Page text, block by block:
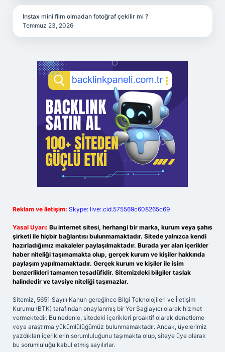
Instax mini film olmadan fotoğraf çekilir mi ?
Temmuz 23, 2026
Reklam ve İletişim: Skype: live:.cid.575569c608265c69
Yasal Uyarı: Bu internet sitesi, herhangi bir marka, kurum veya şahıs
şirketi ile hiçbir bağlantısı bulunmamaktadır. Sitede yalnızca kendi
hazırladığımız makaleler paylaşılmaktadır. Burada yer alan içerikler
haber niteliği taşımamakta olup, gerçek kurum ve kişiler hakkında
paylaşım yapılmamaktadır. Gerçek kurum ve kişiler ile isim
benzerlikleri tamamen tesadüfidir. Sitemizdeki bilgiler taslak
halindedir ve tavsiye niteliği taşımazlar.
Sitemiz, 5651 Sayılı Kanun gereğince Bilgi Teknolojileri ve İletişim
Kurumu (BTK) tarafından onaylanmış bir Yer Sağlayıcı olarak hizmet
vermektedir. Bu nedenle, sitedeki içerikleri proaktif olarak denetleme
veya araştırma yükümlülüğümüz bulunmamaktadır. Ancak, üyelerimiz
yazdıkları içeriklerin sorumluluğunu taşımakta olup, siteye üye olarak
bu sorumluluğu kabul etmiş sayılırlar.